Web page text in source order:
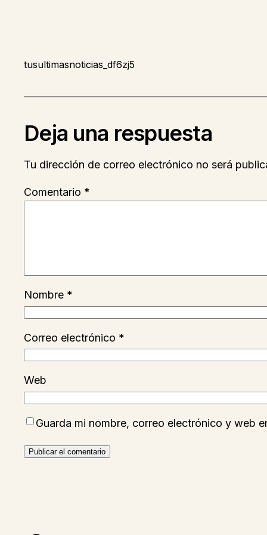
tusultimasnoticias_df6zj5
Deja una respuesta
Tu dirección de correo electrónico no será
Comentario *
Nombre *
Correo electrónico *
Web
Guarda mi nombre, correo electrónico y web